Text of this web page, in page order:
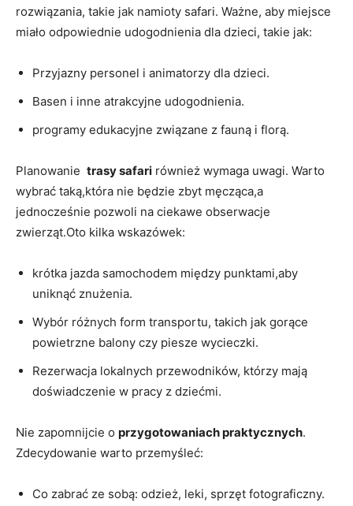
rozwiązania, takie jak ⁤namioty safari. Ważne, aby miejsce
miało⁣ odpowiednie udogodnienia⁢ dla dzieci, ​takie jak:
Przyjazny personel i animatorzy dla dzieci.
Basen i inne atrakcyjne udogodnienia.
programy edukacyjne związane z fauną i florą.
Planowanie ⁣ trasy safari również wymaga ​uwagi. Warto
wybrać taką,która nie ⁣będzie⁢ zbyt męcząca,a
jednocześnie pozwoli na ciekawe obserwacje
zwierząt.Oto kilka wskazówek:
krótka jazda samochodem między punktami,aby
uniknąć znużenia.
Wybór różnych form ‌transportu,​ takich jak gorące
powietrzne balony czy piesze wycieczki.
Rezerwacja lokalnych​ przewodników, ‌którzy mają
doświadczenie w pracy z dziećmi.
Nie zapomnijcie⁢ o przygotowaniach praktycznych.
Zdecydowanie ‌warto przemyśleć:
Co zabrać ze sobą: odzież, leki, sprzęt fotograficzny.